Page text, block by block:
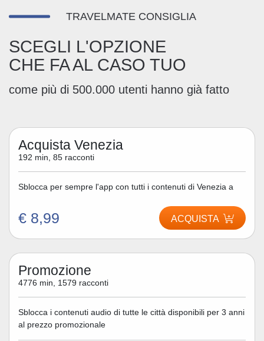
TRAVELMATE CONSIGLIA
SCEGLI L'OPZIONE
CHE FA AL CASO TUO
come più di 500.000 utenti hanno già fatto
Acquista Venezia
192 min, 85 racconti
Sblocca per sempre l'app con tutti i contenuti di Venezia a
€ 8,99 ACQUISTA
Promozione
4776 min, 1579 racconti
Sblocca i contenuti audio di tutte le città disponibili per 3 anni
al prezzo promozionale